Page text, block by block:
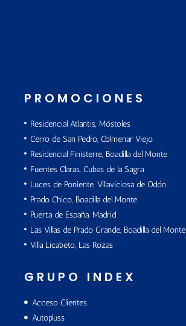
PROMOCIONES
Residencial Atlantis, Móstoles
Cerro de San Pedro, Colmenar Viejo
Residencial Finisterre, Boadilla del Monte
Fuentes Claras, Cubas de la Sagra
Luces de Poniente, Villaviciosa de Odón
Prado Chico, Boadilla del Monte
Puerta de España, Madrid
Las Villas de Prado Grande, Boadilla del Monte
Villa Licabeto, Las Rozas
GRUPO INDEX
Acceso Clientes
Autopluss